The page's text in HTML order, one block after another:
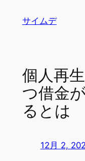
サイムデ
個人再
つ借金
るとは
12月 2,